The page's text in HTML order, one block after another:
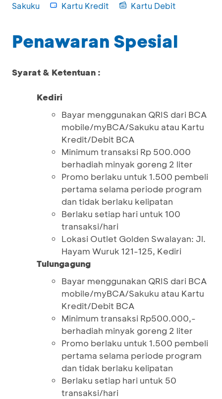
Sakuku
Kartu Kredit Kartu Debit
Penawaran Spesial
Syarat & Ketentuan :
Kediri
Bayar menggunakan QRIS dari BCA
mobile/myBCA/Sakuku atau Kartu
Kredit/Debit BCA
Minimum transaksi Rp 500.000
berhadiah minyak goreng 2 liter
Promo berlaku untuk 1.500 pembeli
pertama selama periode program
dan tidak berlaku kelipatan
Berlaku setiap hari untuk 100
transaksi/hari
Lokasi Outlet Golden Swalayan: Jl.
Hayam Wuruk 121-125, Kediri
Tulungagung
Bayar menggunakan QRIS dari BCA
mobile/myBCA/Sakuku atau Kartu
Kredit/Debit BCA
Minimum transaksi Rp500.000,-
berhadiah minyak goreng 2 liter
Promo berlaku untuk 1.500 pembeli
pertama selama periode program
dan tidak berlaku kelipatan
Berlaku setiap hari untuk 50
transaksi/hari